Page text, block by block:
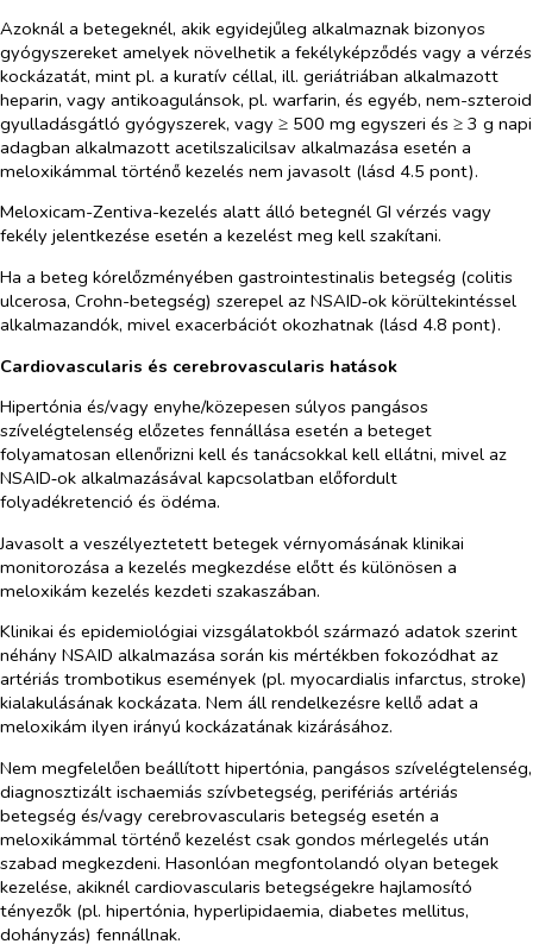
Azoknál a betegeknél, akik egyidejűleg alkalmaznak bizonyos
gyógyszereket amelyek növelhetik a fekélyképződés vagy a vérzés
kockázatát, mint pl. a kuratív céllal, ill. geriátriában alkalmazott
heparin, vagy antikoagulánsok, pl. warfarin, és egyéb, nem-szteroid
gyulladásgátló gyógyszerek, vagy ≥ 500 mg egyszeri és ≥ 3 g napi
adagban alkalmazott acetilszalicilsav alkalmazása esetén a
meloxikámmal történő kezelés nem javasolt (lásd 4.5 pont).
Meloxicam-Zentiva-kezelés alatt álló betegnél GI vérzés vagy
fekély jelentkezése esetén a kezelést meg kell szakítani.
Ha a beteg kórelőzményében gastrointestinalis betegség (colitis
ulcerosa, Crohn-betegség) szerepel az NSAID‑ok körültekintéssel
alkalmazandók, mivel exacerbációt okozhatnak (lásd 4.8 pont).
Cardiovascularis és cerebrovascularis hatások
Hipertónia és/vagy enyhe/közepesen súlyos pangásos
szívelégtelenség előzetes fennállása esetén a beteget
folyamatosan ellenőrizni kell és tanácsokkal kell ellátni, mivel az
NSAID‑ok alkalmazásával kapcsolatban előfordult
folyadékretenció és ödéma.
Javasolt a veszélyeztetett betegek vérnyomásának klinikai
monitorozása a kezelés megkezdése előtt és különösen a
meloxikám kezelés kezdeti szakaszában.
Klinikai és epidemiológiai vizsgálatokból származó adatok szerint
néhány NSAID alkalmazása során kis mértékben fokozódhat az
artériás trombotikus események (pl. myocardialis infarctus, stroke)
kialakulásának kockázata. Nem áll rendelkezésre kellő adat a
meloxikám ilyen irányú kockázatának kizárásához.
Nem megfelelően beállított hipertónia, pangásos szívelégtelenség,
diagnosztizált ischaemiás szívbetegség, perifériás artériás
betegség és/vagy cerebrovascularis betegség esetén a
meloxikámmal történő kezelést csak gondos mérlegelés után
szabad megkezdeni. Hasonlóan megfontolandó olyan betegek
kezelése, akiknél cardiovascularis betegségekre hajlamosító
tényezők (pl. hipertónia, hyperlipidaemia, diabetes mellitus,
dohányzás) fennállnak.